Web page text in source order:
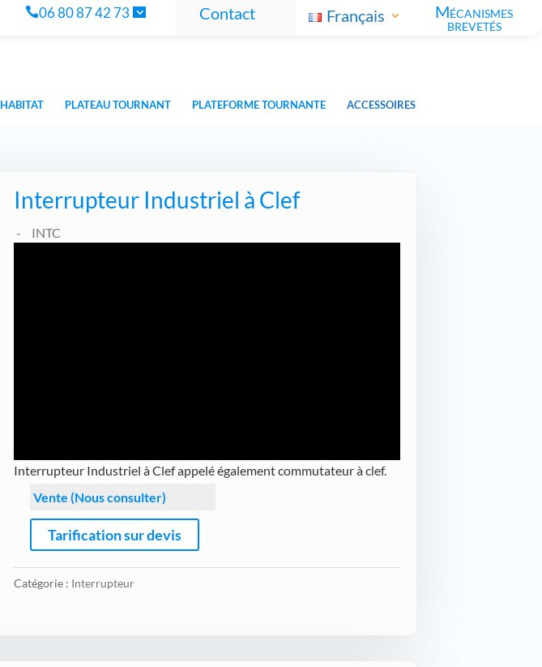
06 80 87 42 73 Contact Français Mécanismes
brevetés
HABITAT PLATEAU TOURNANT PLATEFORME TOURNANTE ACCESSOIRES
Interrupteur Industriel à Clef
INTC
Interrupteur Industriel à Clef appelé également commutateur à clef.
Vente (Nous consulter)
Tarification sur devis
Catégorie : Interrupteur